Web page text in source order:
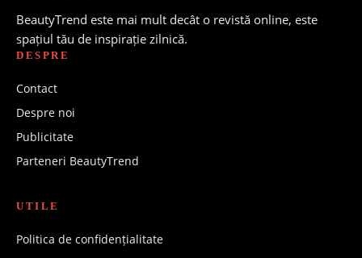
BeautyTrend este mai mult decât o revistă online, este
spațiul tău de inspirație zilnică.
DESPRE
Contact
Despre noi
Publicitate
Parteneri BeautyTrend
UTILE
Politica de confidențialitate